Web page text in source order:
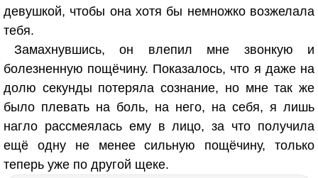
девушкой, чтобы она хотя бы немножко возжелала
тебя.
Замахнувшись, он влепил мне звонкую и
болезненную пощёчину. Показалось, что я даже на
долю секунды потеряла сознание, но мне так же
было плевать на боль, на него, на себя, я лишь
нагло рассмеялась ему в лицо, за что получила
ещё одну не менее сильную пощёчину, только
теперь уже по другой щеке.